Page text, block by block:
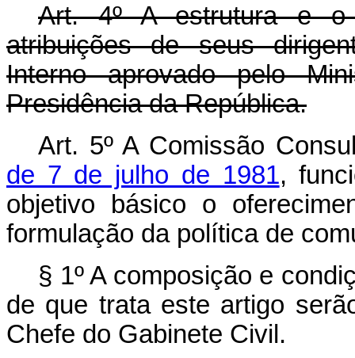
Art. 4º A estrutura e o
atribuições de seus
Interno aprovado pelo
Presidência da República.
Art. 5º A Comissão
de 7 de julho de 1981,
objetivo básico o
formulação da política de
§ 1º A composição e
de que trata este artigo
Chefe do Gabinete Civil.